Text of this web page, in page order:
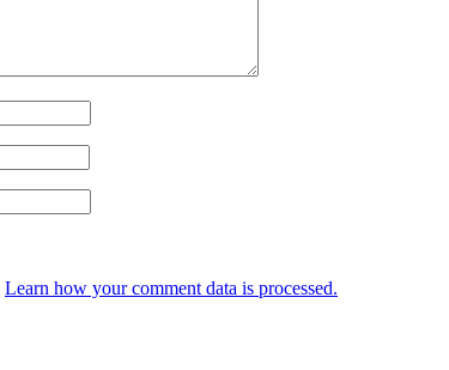
Learn how your comment data is processed.